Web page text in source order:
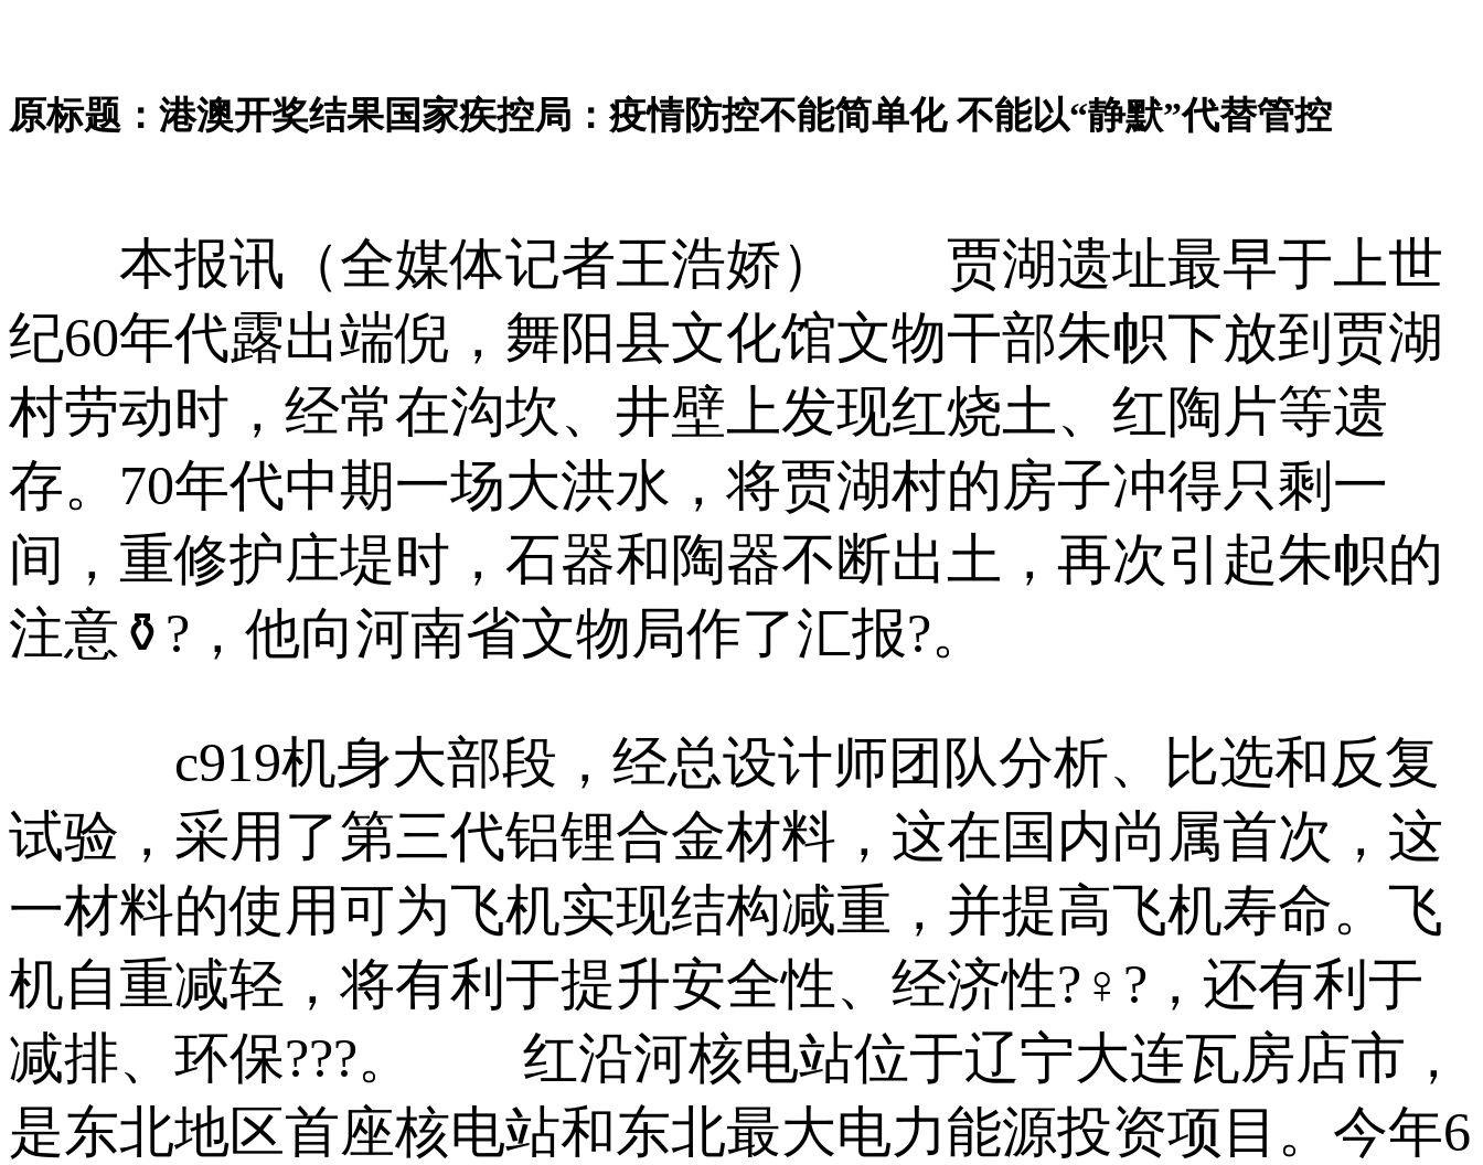
原标题：港澳开奖结果国家疾控局：疫情防控不能简单化 不能以“静默”代替管控
本报讯（全媒体记者王浩娇） 贾湖遗址最早于上世
纪60年代露出端倪，舞阳县文化馆文物干部朱帜下放到贾湖
村劳动时，经常在沟坎、井壁上发现红烧土、红陶片等遗
存。70年代中期一场大洪水，将贾湖村的房子冲得只剩一
间，重修护庄堤时，石器和陶器不断出土，再次引起朱帜的
注意⚱?，他向河南省文物局作了汇报?。
c919机身大部段，经总设计师团队分析、比选和反复
试验，采用了第三代铝锂合金材料，这在国内尚属首次，这
一材料的使用可为飞机实现结构减重，并提高飞机寿命。飞
机自重减轻，将有利于提升安全性、经济性?♀?，还有利于
减排、环保???。 红沿河核电站位于辽宁大连瓦房店市，
是东北地区首座核电站和东北最大电力能源投资项目。今年6